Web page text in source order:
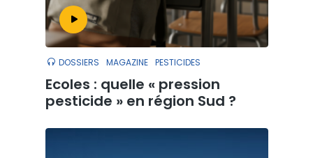
DOSSIERS MAGAZINE PESTICIDES
Ecoles : quelle « pression
pesticide » en région Sud ?